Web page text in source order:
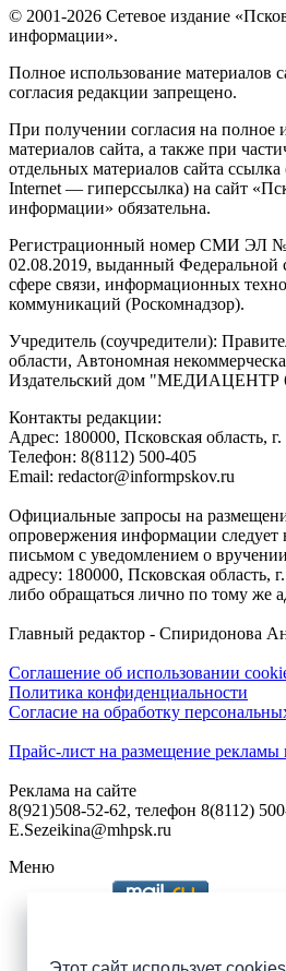
© 2001-2026 Сетевое издание
информации».
Полное использование материалов
согласия редакции запрещено.
При получении согласия на полное
материалов сайта, а также при
отдельных материалов сайта
Internet — гиперссылка) на сайт
информации» обязательна.
Регистрационный номер СМИ ЭЛ
02.08.2019, выданный Федеральной
сфере связи, информационных
коммуникаций (Роскомнадзор).
Учредитель (соучредители):
области, Автономная
Издательский дом "МЕДИАЦЕНТР
Контакты редакции:
Адреc: 180000, Псковская область,
Телефон: 8(8112) 500-405
Email: redactor@informpskov.ru
Официальные запросы на
опровержения информации следует
письмом с уведомлением о
адресу: 180000, Псковская область,
либо обращаться лично по тому же
Главный редактор - Спиридонова
Соглашение об использовании
Политика конфиденциальности
Согласие на обработку
Прайс-лист на размещение рекламы
Реклама на сайте
8(921)508-52-62, телефон 8(8112)
E.Sezeikina@mhpsk.ru
Меню